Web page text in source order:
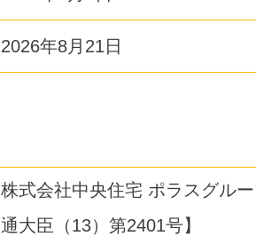
2026年8月21日
株式会社中央住宅 ポラスグル
通大臣（13）第2401号】